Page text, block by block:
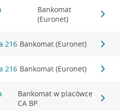
Bankomat
(Euronet)
216 Bankomat (Euronet)
216 Bankomat (Euronet)
Bankomat w placówce
CA BP